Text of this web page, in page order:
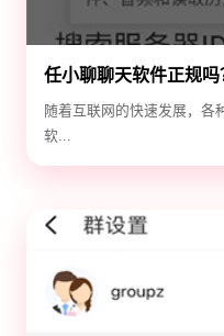
任小聊聊天软件正规
选！
随着互联网的快速发展，各
软...